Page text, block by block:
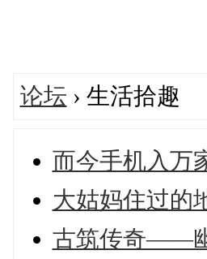
论坛 › 生活拾趣
而今手机入万
大姑妈住过的
古筑传奇——